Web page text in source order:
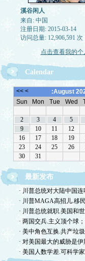
溪谷闲人
来自: 中国
注册日期: 2015-03-14
访问总量: 12,906,591 次
点击查看我的个
Calendar
最新发布
· 川普总统对大陆中国
· 川普MAGA高招儿.移
· 川普总统就职.美国和
· 两国交兵.主义顶个球
· 美中角色互换.共产垃
· 对美国最大的威胁是
· 美国人数学差.可科学